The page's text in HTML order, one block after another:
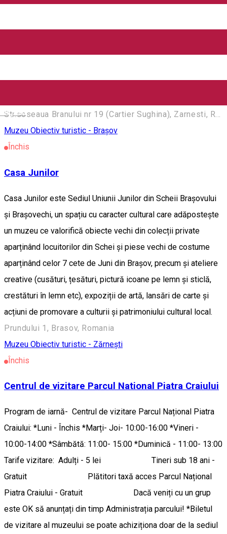
English
gratuite (pictură, sculptură). Sursă text:
Str.soseaua Branului nr 19 (Cartier Sughina), Zarnesti, Romania, 505800
Muzeu Obiectiv turistic - Brașov
Închis
Casa Junilor
Casa Junilor este Sediul Uniunii Junilor din Scheii Brașovului
și Brașovechi, un spațiu cu caracter cultural care adăpostește
un muzeu ce valorifică obiecte vechi din colecții private
aparținând locuitorilor din Schei și piese vechi de costume
aparținând celor 7 cete de Juni din Brașov, precum și ateliere
creative (cusături, țesături, pictură icoane pe lemn și sticlă,
crestături în lemn etc), expoziții de artă, lansări de carte și
acțiuni de promovare a culturii și patrimoniului cultural local.
Prundului 1, Brasov, Romania
Muzeu Obiectiv turistic - Zărnești
Închis
Centrul de vizitare Parcul National Piatra Craiului
Program de iarnă- Centrul de vizitare Parcul Național Piatra
Craiului: *Luni - Închis *Marți- Joi- 10:00-16:00 *Vineri -
10:00-14:00 *Sâmbătă: 11:00- 15:00 *Duminică - 11:00- 13:00
Tarife vizitare: Adulți - 5 lei Tineri sub 18 ani -
Gratuit Plătitori taxă acces Parcul Național
Piatra Craiului - Gratuit Dacă veniți cu un grup
este OK să anunțați din timp Administrația parcului! *Biletul
de vizitare al muzeului se poate achiziționa doar de la sediul